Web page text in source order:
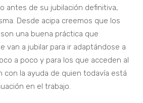
antes de su jubilación definitiva,
Desde acipa creemos que los
una buena práctica que
van a jubilar para ir adaptándose a
a poco y para los que acceden al
con la ayuda de quien todavía está
en el trabajo.